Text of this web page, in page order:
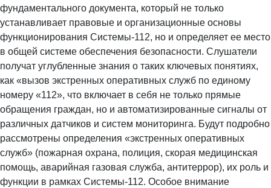
фундаментального документа, который не только
устанавливает правовые и организационные основы
функционирования Системы-112, но и определяет ее место
в общей системе обеспечения безопасности. Слушатели
получат углубленные знания о таких ключевых понятиях,
как «вызов экстренных оперативных служб по единому
номеру «112», что включает в себя не только прямые
обращения граждан, но и автоматизированные сигналы от
различных датчиков и систем мониторинга. Будут подробно
рассмотрены определения «экстренных оперативных
служб» (пожарная охрана, полиция, скорая медицинская
помощь, аварийная газовая служба, антитеррор), их роль и
функции в рамках Системы-112. Особое внимание